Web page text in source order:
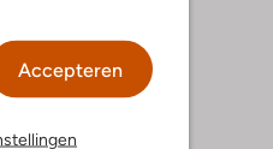
Accepteren